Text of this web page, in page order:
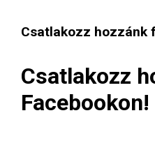
Csatlakozz hozzánk
Csatlakozz
Facebookon!